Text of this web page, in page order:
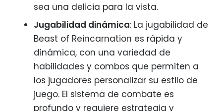
sea una delicia para la vista.
Jugabilidad dinámica: La jugabilidad de
Beast of Reincarnation es rápida y
dinámica, con una variedad de
habilidades y combos que permiten a
los jugadores personalizar su estilo de
juego. El sistema de combate es
profundo y requiere estrategia y